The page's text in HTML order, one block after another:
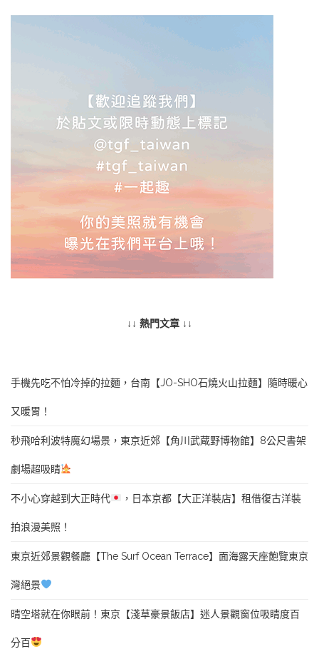
↓↓ 熱門文章 ↓↓
手機先吃不怕冷掉的拉麵，台南【JO-SHO石燒火山拉麵】隨時暖心
又暖胃！
秒飛哈利波特魔幻場景，東京近郊【角川武蔵野博物館】8公尺書架
劇場超吸睛
不小心穿越到大正時代 ，日本京都【大正洋裝店】租借復古洋裝
拍浪漫美照！
東京近郊景觀餐廳【The Surf Ocean Terrace】面海露天座飽覽東京
灣絕景
晴空塔就在你眼前！東京【淺草豪景飯店】迷人景觀窗位吸睛度百
分百